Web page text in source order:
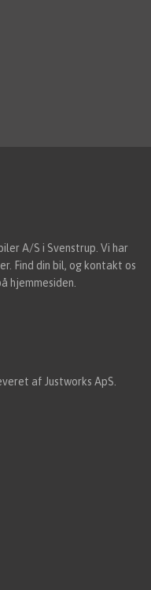
A/S i Svenstrup. Vi har
Find din bil, og kontakt os
hjemmesiden.
af Justworks ApS